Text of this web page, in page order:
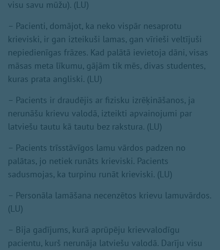
visu savu mūžu). (LU)
– Pacienti, domājot, ka neko vispār nesaprotu
krieviski, ir gan izteikuši lamas, gan vīrieši veltījuši
nepiedienīgas frāzes. Kad palātā ievietoja dāni, visas
māsas meta līkumu, gājām tik mēs, divas studentes,
kuras prata angliski. (LU)
– Pacients ir draudējis ar fizisku izrēķināšanos, ja
nerunāšu krievu valodā, izteikti apvainojumi par
latviešu tautu kā tautu bez rakstura. (LU)
– Pacients trīsstāvīgos lamu vārdos padzen no
palātas, jo netiek runāts krieviski. Pacients
sadusmojas, ka turpinu runāt krieviski. (LU)
– Personāla lamāšana necenzētos krievu lamuvārdos.
(LU)
– Bija gadījums, kurā aprūpēju krievvalodīgu
pacientu, kurš nerunāja latviešu valodā. Darīju visu